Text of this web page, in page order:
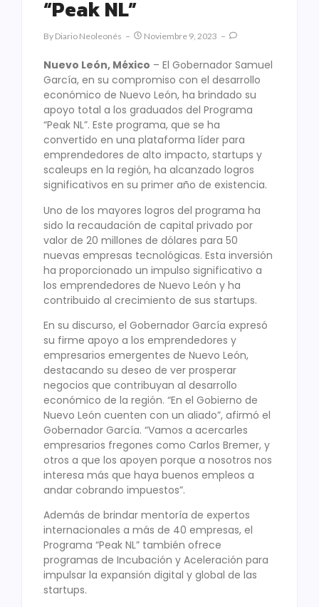
“Peak NL”
By Diario Neoleonés Noviembre 9, 2023
Nuevo León, México – El Gobernador Samuel
García, en su compromiso con el desarrollo
económico de Nuevo León, ha brindado su
apoyo total a los graduados del Programa
“Peak NL”. Este programa, que se ha
convertido en una plataforma líder para
emprendedores de alto impacto, startups y
scaleups en la región, ha alcanzado logros
significativos en su primer año de existencia.
Uno de los mayores logros del programa ha
sido la recaudación de capital privado por
valor de 20 millones de dólares para 50
nuevas empresas tecnológicas. Esta inversión
ha proporcionado un impulso significativo a
los emprendedores de Nuevo León y ha
contribuido al crecimiento de sus startups.
En su discurso, el Gobernador García expresó
su firme apoyo a los emprendedores y
empresarios emergentes de Nuevo León,
destacando su deseo de ver prosperar
negocios que contribuyan al desarrollo
económico de la región. “En el Gobierno de
Nuevo León cuenten con un aliado”, afirmó el
Gobernador García. “Vamos a acercarles
empresarios fregones como Carlos Bremer, y
otros a que los apoyen porque a nosotros nos
interesa más que haya buenos empleos a
andar cobrando impuestos”.
Además de brindar mentoría de expertos
internacionales a más de 40 empresas, el
Programa “Peak NL” también ofrece
programas de Incubación y Aceleración para
impulsar la expansión digital y global de las
startups.